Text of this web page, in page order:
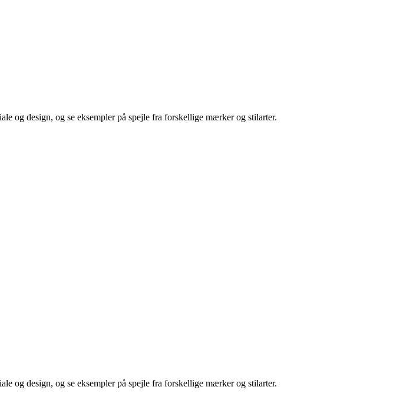
og design, og se eksempler på spejle fra forskellige mærker og stilarter.
og design, og se eksempler på spejle fra forskellige mærker og stilarter.